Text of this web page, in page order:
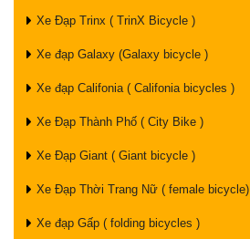
Xe Đạp Trinx ( TrinX Bicycle )
Xe đạp Galaxy (Galaxy bicycle )
Xe đạp Califonia ( Califonia bicycles )
Xe Đạp Thành Phố ( City Bike )
Xe Đạp Giant ( Giant bicycle )
Xe Đạp Thời Trang Nữ ( female bicycle)
Xe đạp Gấp ( folding bicycles )